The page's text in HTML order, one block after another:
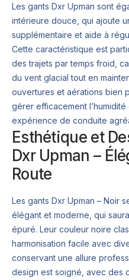
Les gants Dxr Upman sont
intérieure douce, qui ajoute
supplémentaire et aide à
Cette caractéristique est
des trajets par temps froid,
du vent glacial tout en
ouvertures et aérations bien
gérer efficacement
expérience de conduite
Esthétique et
Dxr Upman –
Route
Les gants Dxr Upman – Noir
élégant et moderne, qui
épuré. Leur couleur noire
harmonisation facile avec
conservant une allure
design est soigné, avec des